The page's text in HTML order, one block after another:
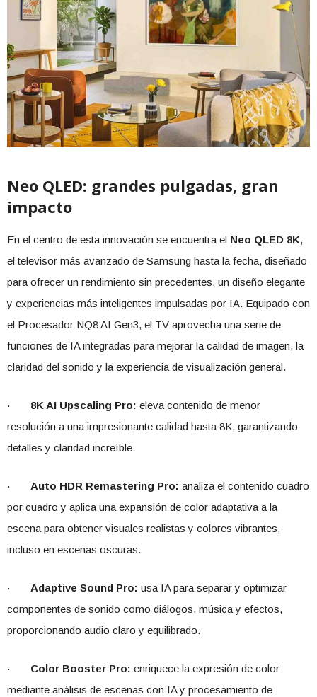
Neo QLED: grandes pulgadas, gran
impacto
En el centro de esta innovación se encuentra el Neo QLED 8K,
el televisor más avanzado de Samsung hasta la fecha, diseñado
para ofrecer un rendimiento sin precedentes, un diseño elegante
y experiencias más inteligentes impulsadas por IA. Equipado con
el Procesador NQ8 AI Gen3, el TV aprovecha una serie de
funciones de IA integradas para mejorar la calidad de imagen, la
claridad del sonido y la experiencia de visualización general.
· 8K AI Upscaling Pro: eleva contenido de menor
resolución a una impresionante calidad hasta 8K, garantizando
detalles y claridad increíble.
· Auto HDR Remastering Pro: analiza el contenido cuadro
por cuadro y aplica una expansión de color adaptativa a la
escena para obtener visuales realistas y colores vibrantes,
incluso en escenas oscuras.
· Adaptive Sound Pro: usa IA para separar y optimizar
componentes de sonido como diálogos, música y efectos,
proporcionando audio claro y equilibrado.
· Color Booster Pro: enriquece la expresión de color
mediante análisis de escenas con IA y procesamiento de